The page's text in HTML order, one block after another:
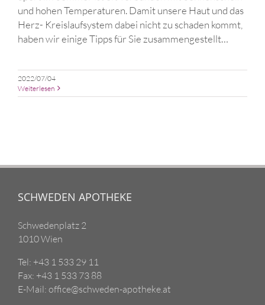
und hohen Temperaturen. Damit unsere Haut und das
Herz- Kreislaufsystem dabei nicht zu schaden kommt,
haben wir einige Tipps für Sie zusammengestellt…
2022/07/04
Weiterlesen
SCHWEDEN APOTHEKE
Schwedenplatz 2
1010 Wien
Tel: +43 1 533 29 11
Fax: +43 1 533 73 88
E-Mail: office@schweden-apotheke.at